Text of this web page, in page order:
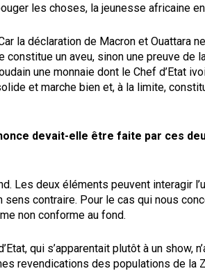
les choses, la jeunesse africaine
la déclaration de Macron et Ouattara
un aveu, sinon une preuve de
une monnaie dont le Chef d’Etat
et marche bien et, à la limite,
devait-elle être faite par ces
Les deux éléments peuvent interagir
sens contraire. Pour le cas qui nous
non conforme au fond.
qui s’apparentait plutôt à un show,
revendications des populations de la